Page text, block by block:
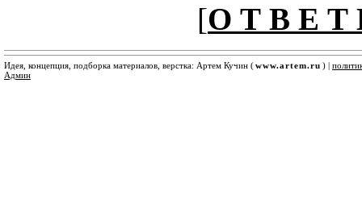
[О Т В Е Т
Идея, концепция, подборка материалов, верстка: Артем Кучин (www.artem.ru ) |
Админ